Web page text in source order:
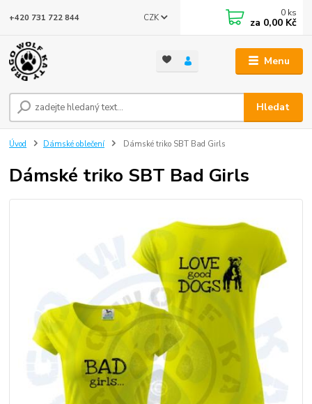
Menu
CZK
Hledat
+420 731 722 844 0 ks
za 0,00 Kč
Úvod Dámské oblečení Dámské triko SBT Bad Girls
Dámské triko SBT Bad Girls